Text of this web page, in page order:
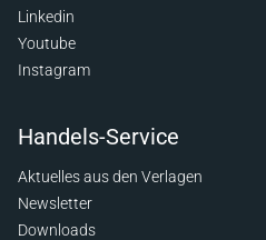
Linkedin
Youtube
Instagram
Handels-Service
Aktuelles aus den Verlagen
Newsletter
Downloads